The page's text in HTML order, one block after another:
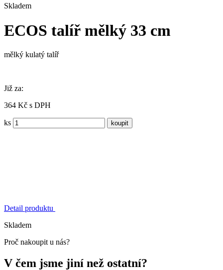
Skladem
ECOS talíř mělký 33 cm
mělký kulatý talíř
Již za:
364 Kč s DPH
ks
Detail produktu
Skladem
Proč nakoupit u nás?
V čem jsme jiní než ostatní?